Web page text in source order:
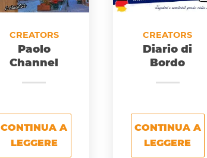
CREATORS
Paolo
Channel
CONTINUA A
LEGGERE
CREATORS
Diario di
Bordo
CONTINUA A
LEGGERE